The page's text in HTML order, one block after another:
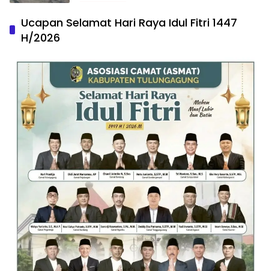
Ucapan Selamat Hari Raya Idul Fitri 1447
H/2026